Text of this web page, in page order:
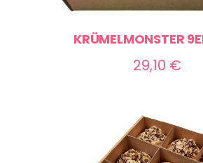
KRÜMELMONSTER
29,10 €